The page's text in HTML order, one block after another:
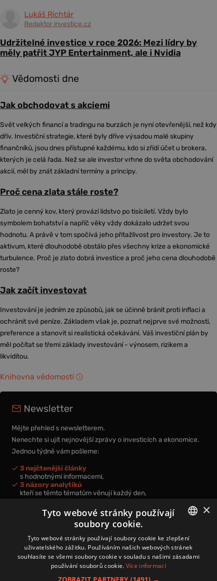
Lukáš Richtár
Redaktor investice.cz
Udržitelné investice v roce 2026: Mezi lídry by
měly patřit JYP Entertainment, ale i Nvidia
Vědomosti dne
Jak obchodovat s akciemi
Svět velkých financí a tradingu na burzách je nyní otevřenější, než kdy
dřív. Investiční strategie, které byly dříve výsadou malé skupiny
finančníků, jsou dnes přístupné každému, kdo si zřídí účet u brokera,
kterých je celá řada. Než se ale investor vrhne do světa obchodování
akcií, měl by znát základní termíny a principy.
Proč cena zlata stále roste?
Zlato je cenný kov, který provází lidstvo po tisíciletí. Vždy bylo
symbolem bohatství a napříč věky vždy dokázalo udržet svou
hodnotu. A právě v tom spočívá jeho přitažlivost pro investory. Je to
aktivum, které dlouhodobě obstálo přes všechny krize a ekonomické
turbulence. Proč je zlato dobrá investice a proč jeho cena dlouhodobě
roste?
Jak začít investovat
Investování je jedním ze způsobů, jak se účinně bránit proti inflaci a
ochránit své peníze. Základem však je, poznat nejprve své možnosti,
preference a stanovit si realistická očekávání. Váš investiční plán by
měl počítat se třemi základy investování - výnosem, rizikem a
likviditou.
Knihovna vědomostí
Newsletter
Mějte přehled s newsletterem.
Nenechte si ujít nejnovější zprávy o investicích a ekonomice.
Jednou týdně vám pošleme:
3 nejčtenější články
s hodnotnými informacemi,
3 názory analytiků
kteří se těmto tématům věnují každý den,
nová videa a podcasty
k prohloubení vašich znalostí.
Přihlášením k newsletteru vyjadřujete svůj souhlas spodmínkami
zpracování osobních údajů.
CZECH
×
Tyto webové stránky používají
soubory cookie.
Tyto webové stránky používají soubory cookie ke zlepšení
uživatelského zážitku. Používáním našich webových stránek
souhlasíte se všemi soubory cookie v souladu s našimi zásadami
používání souborů cookie. Více informací